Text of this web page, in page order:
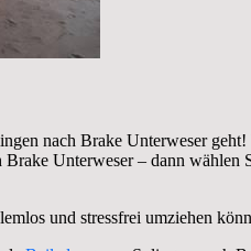
nach Brake Unterweser
Unterweser – dann wählen
und stressfrei umziehen